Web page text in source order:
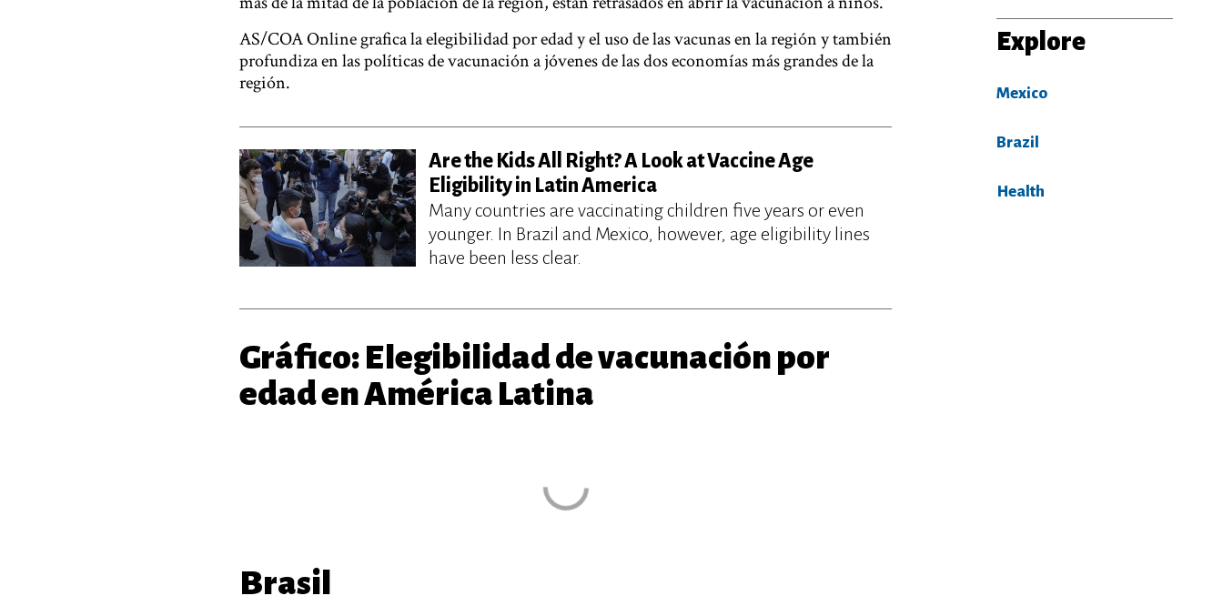
AS/COA Online grafica la elegibilidad por edad y el uso de las vacunas en la región y también
profundiza en las políticas de vacunación a jóvenes de las dos economías más grandes de la
región.
Are the Kids All Right? A Look at Vaccine Age
Eligibility in Latin America
Many countries are vaccinating children five years or even
younger. In Brazil and Mexico, however, age eligibility lines
have been less clear.
Gráfico: Elegibilidad de vacunación por
edad en América Latina
Brasil
Explore
Mexico
Brazil
Health